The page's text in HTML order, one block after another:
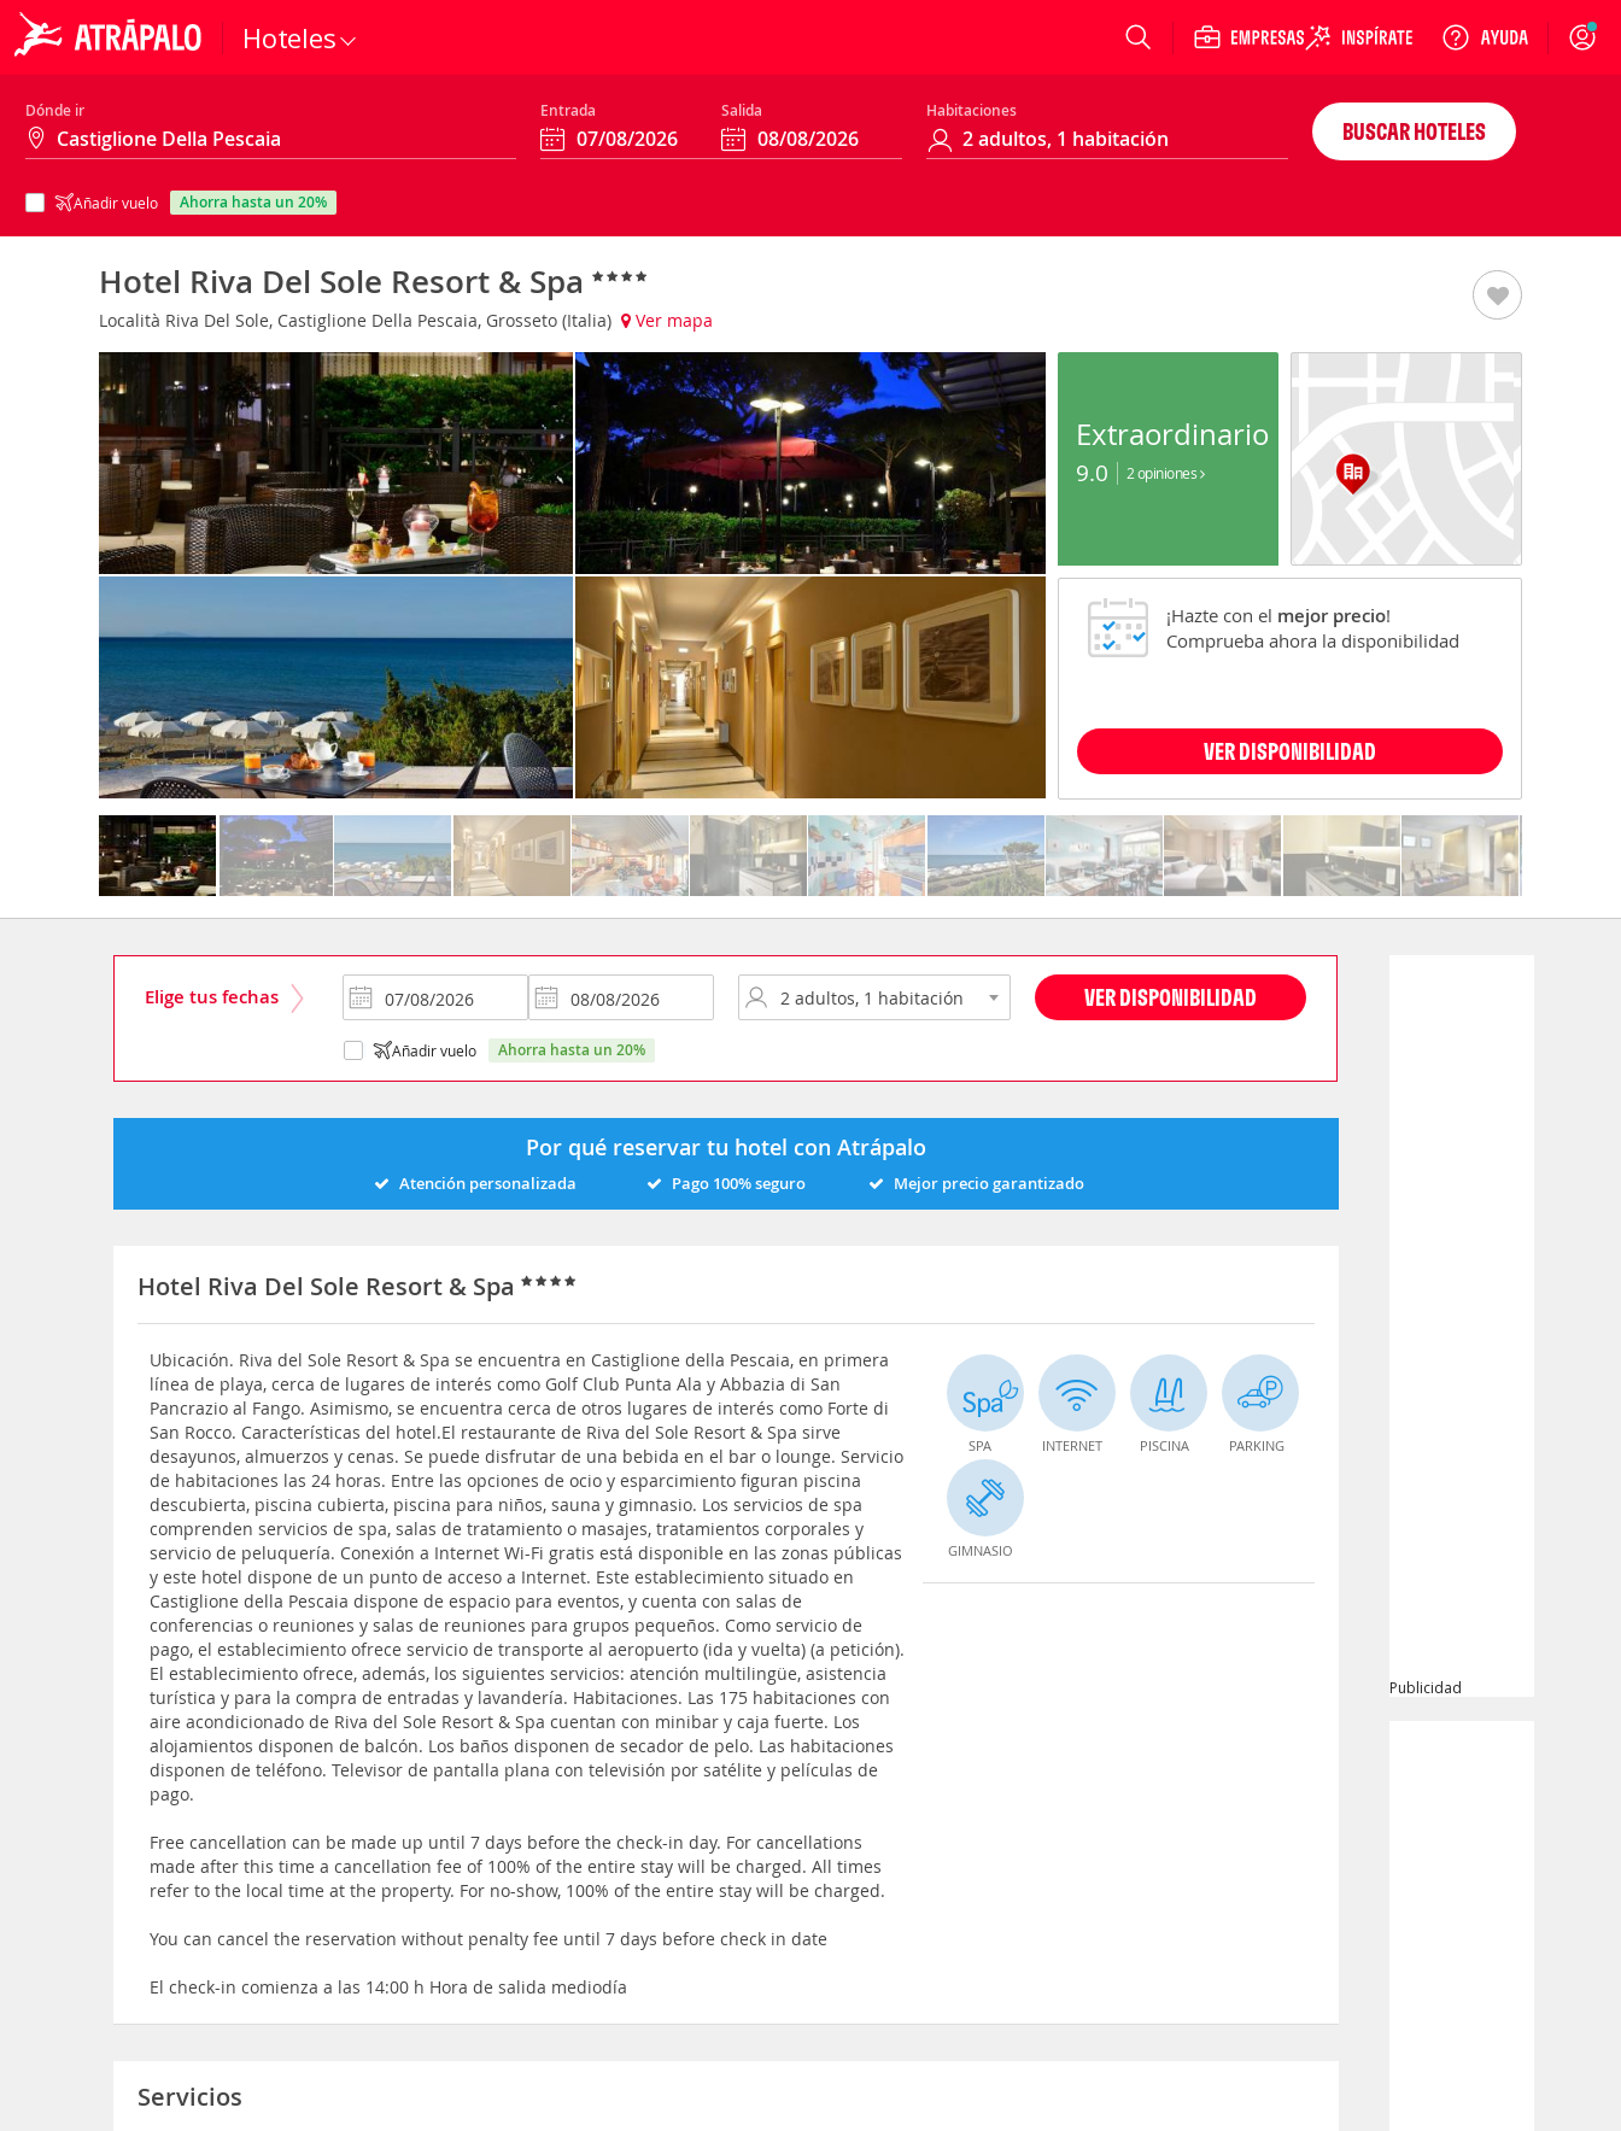
Hoteles Login
Dónde ir Entrada Salida Habitaciones
Añadir vuelo ahorra hasta un 20%
BUSCAR HOTELES
Hotel Riva Del Sole Resort & Spa
Località Riva Del Sole, Castiglione Della Pescaia, Grosseto (Italia) Ver mapa
Extraordinario
9.0 2 opiniones
¡Hazte con el mejor precio!
Comprueba ahora la disponibilidad
VER DISPONIBILIDAD
Elige tus fechas VER DISPONIBILIDAD
Añadir vuelo ahorra hasta un 20%
Por qué reservar tu hotel con Atrápalo
Atención personalizada Pago 100% seguro Mejor precio garantizado
Hotel Riva Del Sole Resort & Spa
Ubicación. Riva del Sole Resort & Spa se encuentra en Castiglione della Pescaia, en primera
línea de playa, cerca de lugares de interés como Golf Club Punta Ala y Abbazia di San
Pancrazio al Fango. Asimismo, se encuentra cerca de otros lugares de interés como Forte di
San Rocco. Características del hotel.El restaurante de Riva del Sole Resort & Spa sirve
desayunos, almuerzos y cenas. Se puede disfrutar de una bebida en el bar o lounge. Servicio
de habitaciones las 24 horas. Entre las opciones de ocio y esparcimiento figuran piscina
descubierta, piscina cubierta, piscina para niños, sauna y gimnasio. Los servicios de spa
comprenden servicios de spa, salas de tratamiento o masajes, tratamientos corporales y
servicio de peluquería. Conexión a Internet Wi-Fi gratis está disponible en las zonas públicas
y este hotel dispone de un punto de acceso a Internet. Este establecimiento situado en
Castiglione della Pescaia dispone de espacio para eventos, y cuenta con salas de
conferencias o reuniones y salas de reuniones para grupos pequeños. Como servicio de
pago, el establecimiento ofrece servicio de transporte al aeropuerto (ida y vuelta) (a petición).
El establecimiento ofrece, además, los siguientes servicios: atención multilingüe, asistencia
turística y para la compra de entradas y lavandería. Habitaciones. Las 175 habitaciones con
aire acondicionado de Riva del Sole Resort & Spa cuentan con minibar y caja fuerte. Los
alojamientos disponen de balcón. Los baños disponen de secador de pelo. Las habitaciones
disponen de teléfono. Televisor de pantalla plana con televisión por satélite y películas de
pago.
Free cancellation can be made up until 7 days before the check-in day. For cancellations
made after this time a cancellation fee of 100% of the entire stay will be charged. All times
refer to the local time at the property. For no-show, 100% of the entire stay will be charged.
You can cancel the reservation without penalty fee until 7 days before check in date
El check-in comienza a las 14:00 h Hora de salida mediodía
SPA INTERNET PISCINA PARKING
GIMNASIO
Servicios
Publicidad